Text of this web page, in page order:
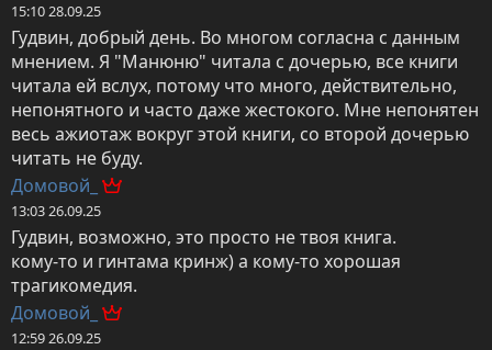
15:10 28.09.25
Гудвин, добрый день. Во многом согласна с данным
мнением. Я "Манюню" читала с дочерью, все книги
читала ей вслух, потому что много, действительно,
непонятного и часто даже жестокого. Мне непонятен
весь ажиотаж вокруг этой книги, со второй дочерью
читать не буду.
Домовой_
13:03 26.09.25
Гудвин, возможно, это просто не твоя книга.
кому-то и гинтама кринж) а кому-то хорошая
трагикомедия.
Домовой_
12:59 26.09.25